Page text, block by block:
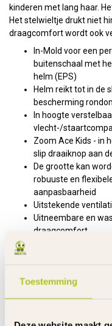
Toestemming
kinderen met lang haar.
Het stelwieltje drukt niet
draagcomfort wordt ook
In-Mold voor een
buitenschaal met
helm (EPS)
Helm reikt tot in de
bescherming
In hoogte
vlecht-/
Zoom Ace Kids - in
slip draaiknop aan
De grootte kan
robuuste en
aanpasbaarheid
Uitstekende
Uitneembare en
draagcomfort
Overige Kenmerken:
Afwerking